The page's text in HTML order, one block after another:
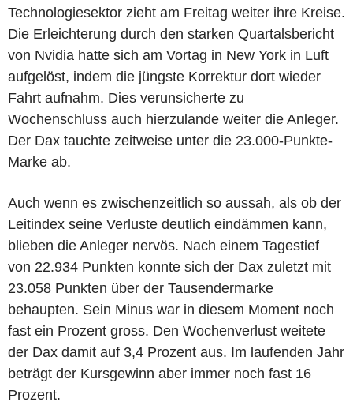
Technologiesektor zieht am Freitag weiter ihre Kreise.
Die Erleichterung durch den starken Quartalsbericht
von Nvidia hatte sich am Vortag in New York in Luft
aufgelöst, indem die jüngste Korrektur dort wieder
Fahrt aufnahm. Dies verunsicherte zu
Wochenschluss auch hierzulande weiter die Anleger.
Der Dax tauchte zeitweise unter die 23.000-Punkte-
Marke ab.
Auch wenn es zwischenzeitlich so aussah, als ob der
Leitindex seine Verluste deutlich eindämmen kann,
blieben die Anleger nervös. Nach einem Tagestief
von 22.934 Punkten konnte sich der Dax zuletzt mit
23.058 Punkten über der Tausendermarke
behaupten. Sein Minus war in diesem Moment noch
fast ein Prozent gross. Den Wochenverlust weitete
der Dax damit auf 3,4 Prozent aus. Im laufenden Jahr
beträgt der Kursgewinn aber immer noch fast 16
Prozent.